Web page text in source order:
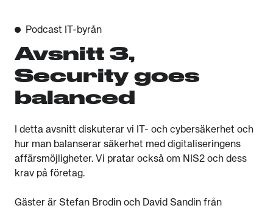
Podcast IT-byrån
Avsnitt 3,
Security goes
balanced
I detta avsnitt diskuterar vi IT- och cybersäkerhet och
hur man balanserar säkerhet med digitaliseringens
affärsmöjligheter. Vi pratar också om NIS2 och dess
krav på företag.
Gäster är Stefan Brodin och David Sandin från